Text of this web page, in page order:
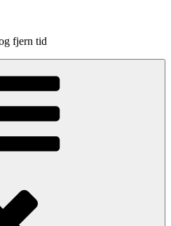
fjern tid